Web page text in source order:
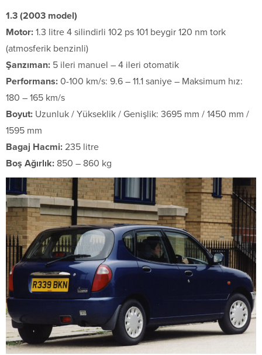
1.3 (2003 model)
Motor: 1.3 litre 4 silindirli 102 ps 101 beygir 120 nm tork
(atmosferik benzinli)
Şanzıman: 5 ileri manuel – 4 ileri otomatik
Performans: 0-100 km/s: 9.6 – 11.1 saniye – Maksimum hız:
180 – 165 km/s
Boyut: Uzunluk / Yükseklik / Genişlik: 3695 mm / 1450 mm /
1595 mm
Bagaj Hacmi: 235 litre
Boş Ağırlık: 850 – 860 kg